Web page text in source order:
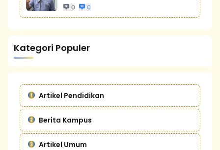
0 0
Kategori Populer
Artikel Pendidikan
Berita Kampus
Artikel Umum